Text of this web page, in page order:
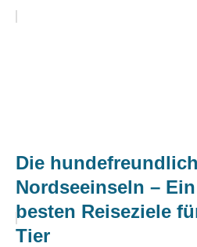
Die
Nordseeinseln –
besten Reiseziele
Tier